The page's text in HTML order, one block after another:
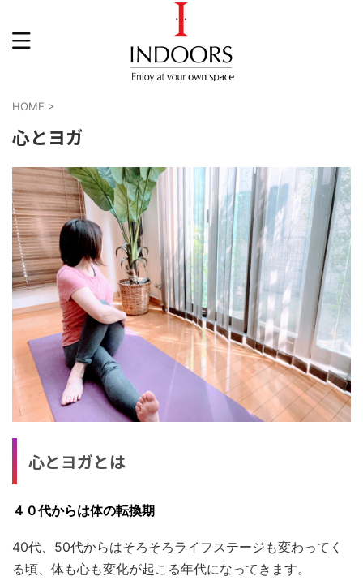
HOME >
心とヨガ
心とヨガとは
４０代からは体の転換期
40代、50代からはそろそろライフステージも変わってく
る頃、体も心も変化が起こる年代になってきます。